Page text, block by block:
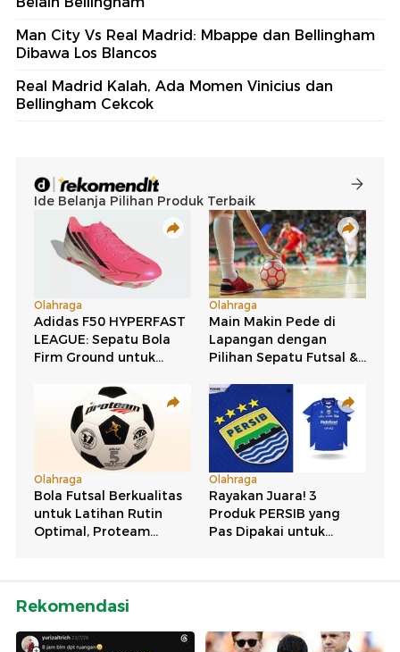
Man City Vs Real Madrid: Mbappe dan Bellingham
Dibawa Los Blancos
Real Madrid Kalah, Ada Momen Vinicius dan
Bellingham Cekcok
Rekomendasi